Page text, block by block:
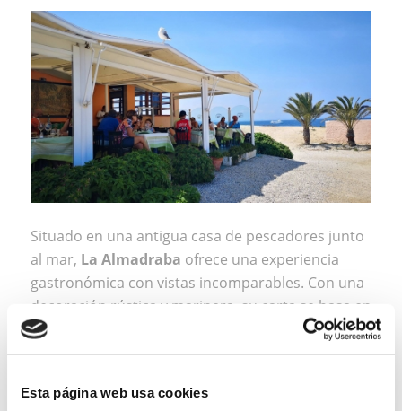
Esta página web usa cookies
Situado en una antigua casa de pescadores junto
al mar, La Almadraba ofrece una experiencia
gastronómica con vistas incomparables. Con una
decoración rústica y marinera, su carta se basa en
recetas locales con un toque creativo. Son
famosos por su arroz con bogavante y su
Abierto desde hace más de dos décadas, es ideal